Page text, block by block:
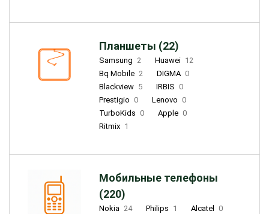
Планшеты (22)
Samsung 2 Huawei 12
Bq Mobile 2 DIGMA 0
Blackview 5 IRBIS 0
Prestigio 0 Lenovo 0
TurboKids 0 Apple 0
Ritmix 1
Мобильные телефоны
(220)
Nokia 24 Philips 1 Alcatel
0